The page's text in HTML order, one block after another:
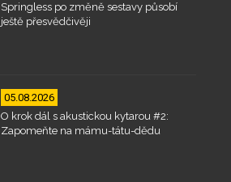
Springless po změně sestavy působí
ještě přesvědčivěji
05.08.2026
O krok dál s akustickou kytarou #2:
Zapomeňte na mámu-tátu-dědu